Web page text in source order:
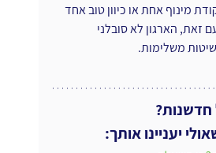
מינוף אחת או כיוון טוב אחד
זאת, הארגון לא סובלני
שיטות משלימות.
חדשנות?
יעניינו אותך: